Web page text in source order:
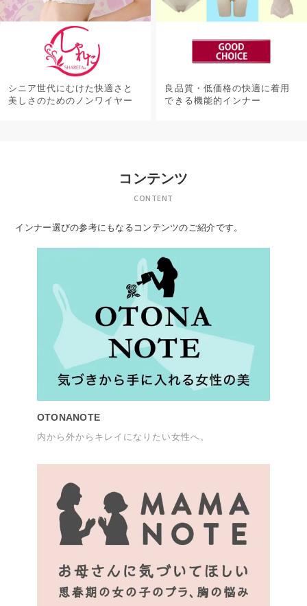
シニア世代にむけた快適さと
美しさのためのノンワイヤー
良品質・低価格の快適に着用
できる機能的インナー
コンテンツ
CONTENT
インナー選びの参考にもなるコンテンツのご紹介です。
OTONANOTE
内から外からキレイになりたい女性へ。